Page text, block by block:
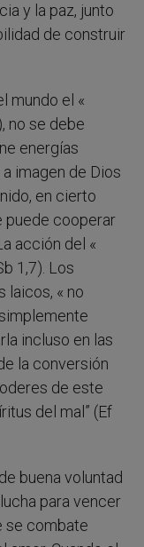
y la paz, junto
de construir
mundo el «
no se debe
energías
imagen de Dios
en cierto
puede cooperar
acción del «
1,7). Los
laicos, « no
incluso en las
la conversión
de este
del mal” (Ef
buena voluntad
para vencer
se combate